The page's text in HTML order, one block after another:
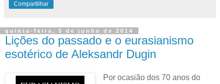
Compartilhar
quinta-feira, 5 de junho de 2014
Lições do passado e o eurasianismo
esotérico de Aleksandr Dugin
Por ocasião dos 70 anos do